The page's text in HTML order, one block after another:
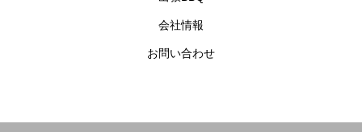
会社情報
お問い合わせ